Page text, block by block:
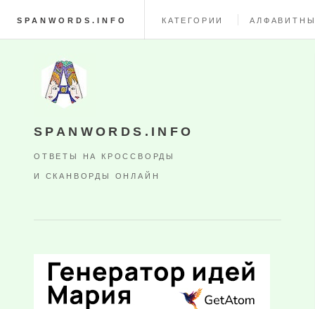
SPANWORDS.INFO КАТЕГОРИИ
SPANWORDS.INFO
ОТВЕТЫ НА КРОССВОРДЫ
И СКАНВОРДЫ ОНЛАЙН